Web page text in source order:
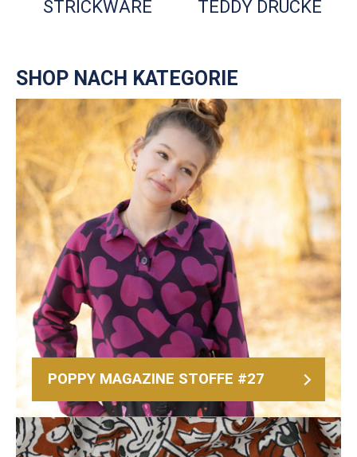
STRICKWARE TEDDY DRUCKE
SHOP NACH KATEGORIE
POPPY MAGAZINE STOFFE #27